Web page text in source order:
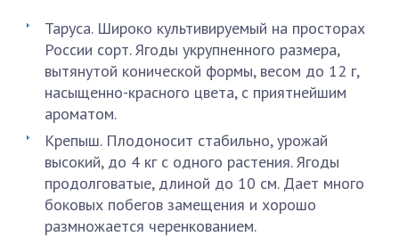
Таруса. Широко культивируемый на просторах
России сорт. Ягоды укрупненного размера,
вытянутой конической формы, весом до 12 г,
насыщенно-красного цвета, с приятнейшим
ароматом.
Крепыш. Плодоносит стабильно, урожай
высокий, до 4 кг с одного растения. Ягоды
продолговатые, длиной до 10 см. Дает много
боковых побегов замещения и хорошо
размножается черенкованием.